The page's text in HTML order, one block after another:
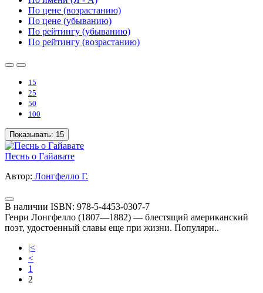
По цене (возрастанию)
По цене (убыванию)
По рейтингу (убыванию)
По рейтингу (возрастанию)
15
25
50
100
Показывать: 15
Песнь о Гайавате
Автор: Лонгфелло Г.
В наличии ISBN: 978-5-4453-0307-7
Генри Лонгфелло (1807—1882) — блестящий американский
поэт, удостоенный славы еще при жизни. Популярн..
|<
<
1
2